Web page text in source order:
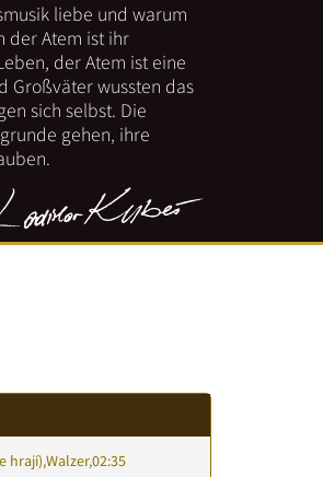
liebe und warum
der Atem ist ihr
der Atem ist eine
Großväter wussten das
sich selbst. Die
gehen, ihre
hrají),Walzer,02:35